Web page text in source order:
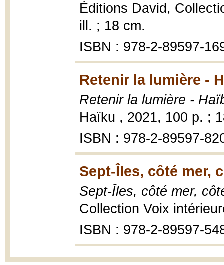
Éditions David,
ill. ; 18 cm.
ISBN : 978-2-89597-
Retenir la lumière -
Retenir la lumière -
Haïku , 2021, 100 p. ;
ISBN : 978-2-89597-
Sept-Îles, côté mer,
Sept-Îles, côté mer,
Collection Voix
ISBN : 978-2-89597-